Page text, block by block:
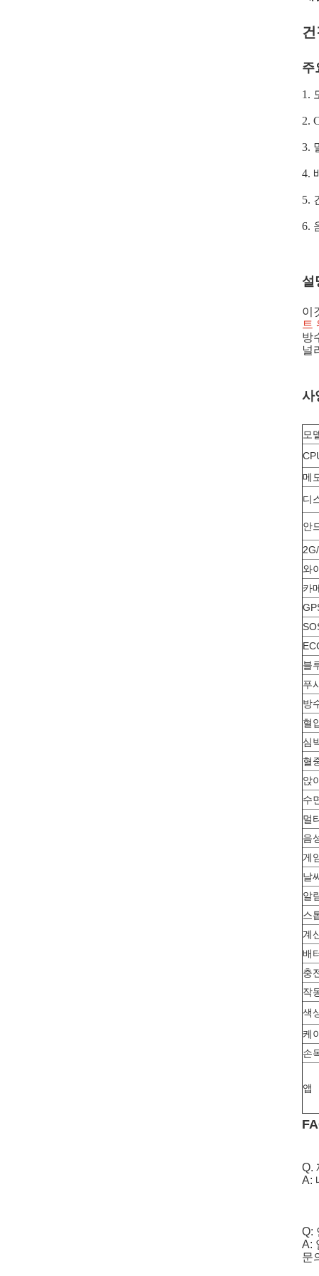
주
1.
2.
3.
4.
5.
6.
설
이
트
방
널
사
모
메
디
안
와
카
블
푸
방
혈
심
혈
앉
수
멀
음
게
날
알
스
계
배
충
작
색
케
손
앱
Q.
A:
Q:
A:
문